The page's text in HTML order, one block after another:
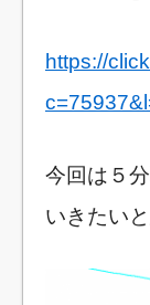
https://
今回は５
いきたい